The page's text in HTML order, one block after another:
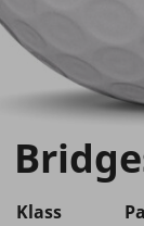
Klass